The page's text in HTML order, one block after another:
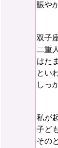
賑や
双子
二重
はた
とい
しっ
私が
子ど
その